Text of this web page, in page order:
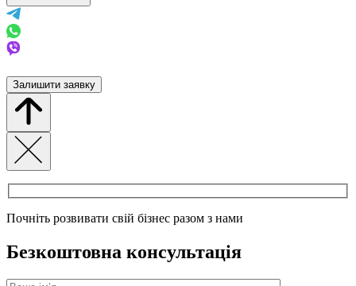
Залишити заявку
Почніть розвивати свій бізнес разом з нами
Безкоштовна консультація